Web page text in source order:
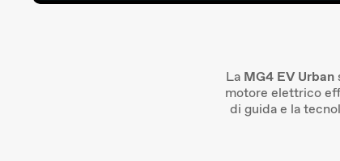
La MG4 EV Urban
motore elettrico
di guida e la